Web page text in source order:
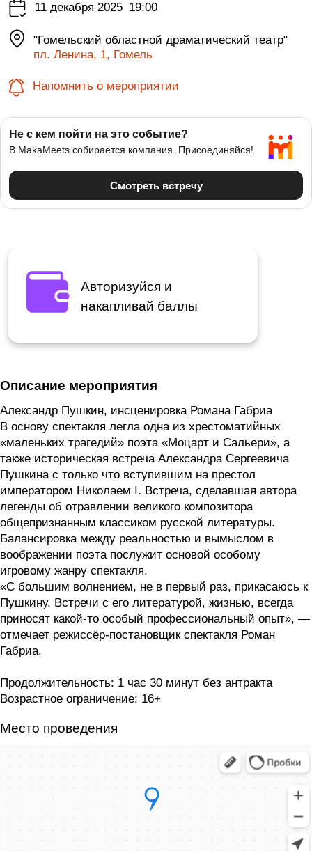
11 декабря 2025 19:00
"Гомельский областной драматический театр"
пл. Ленина, 1, Гомель
Напомнить о мероприятии
Авторизуйся и
накапливай баллы
Описание мероприятия
Александр Пушкин, инсценировка Романа Габриа
В основу спектакля легла одна из хрестоматийных
«маленьких трагедий» поэта «Моцарт и Сальери», а
также историческая встреча Александра Сергеевича
Пушкина с только что вступившим на престол
императором Николаем I. Встреча, сделавшая автора
легенды об отравлении великого композитора
общепризнанным классиком русской литературы.
Балансировка между реальностью и вымыслом в
воображении поэта послужит основой особому
игровому жанру спектакля.
«С большим волнением, не в первый раз, прикасаюсь к
Пушкину. Встречи с его литературой, жизнью, всегда
приносят какой-то особый профессиональный опыт», —
отмечает режиссёр-постановщик спектакля Роман
Габриа.
Продолжительность: 1 час 30 минут без антракта
Возрастное ограничение: 16+
Место проведения